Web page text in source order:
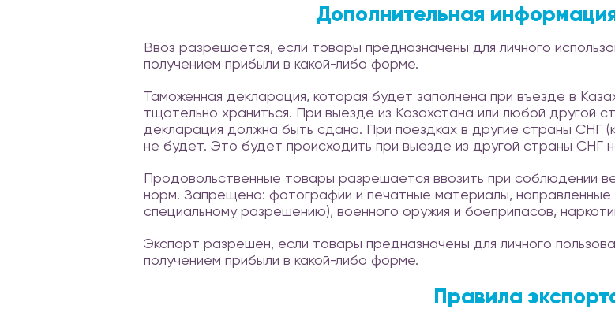
Дополнительная
Ввоз разрешается, если товары предназначены для личного
получением прибыли в какой-либо форме.
Таможенная декларация, которая будет заполнена при въезде в
тщательно храниться. При выезде из Казахстана или любой другой
декларация должна быть сдана. При поездках в другие страны СНГ
не будет. Это будет происходить при выезде из другой страны СНГ
Продовольственные товары разрешается ввозить при соблюдении
норм. Запрещено: фотографии и печатные материалы, направленные
специальному разрешению), военного оружия и боеприпасов,
Экспорт разрешен, если товары предназначены для личного
получением прибыли в какой-либо форме.
Правила